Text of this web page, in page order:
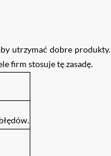
utrzymać dobre produkty.
firm stosuje tę zasadę.